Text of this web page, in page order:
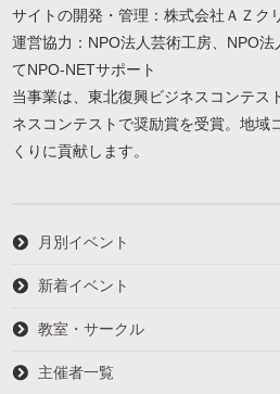
サイトの開発・管理：株式会社ＡＺク
運営協力：NPO法人芸術工房、NPO
てNPO-NETサポート
当事業は、東北復興ビジネスコンテス
ネスコンテストで奨励賞を受賞。地域
くりに貢献します。
月別イベント
新着イベント
教室・サークル
主催者一覧